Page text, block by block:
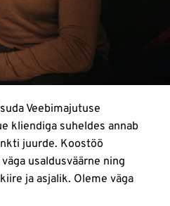
Veebimajutuse
kliendiga suheldes annab
juurde. Koostöö
usaldusväärne ning
ja asjalik. Oleme väga